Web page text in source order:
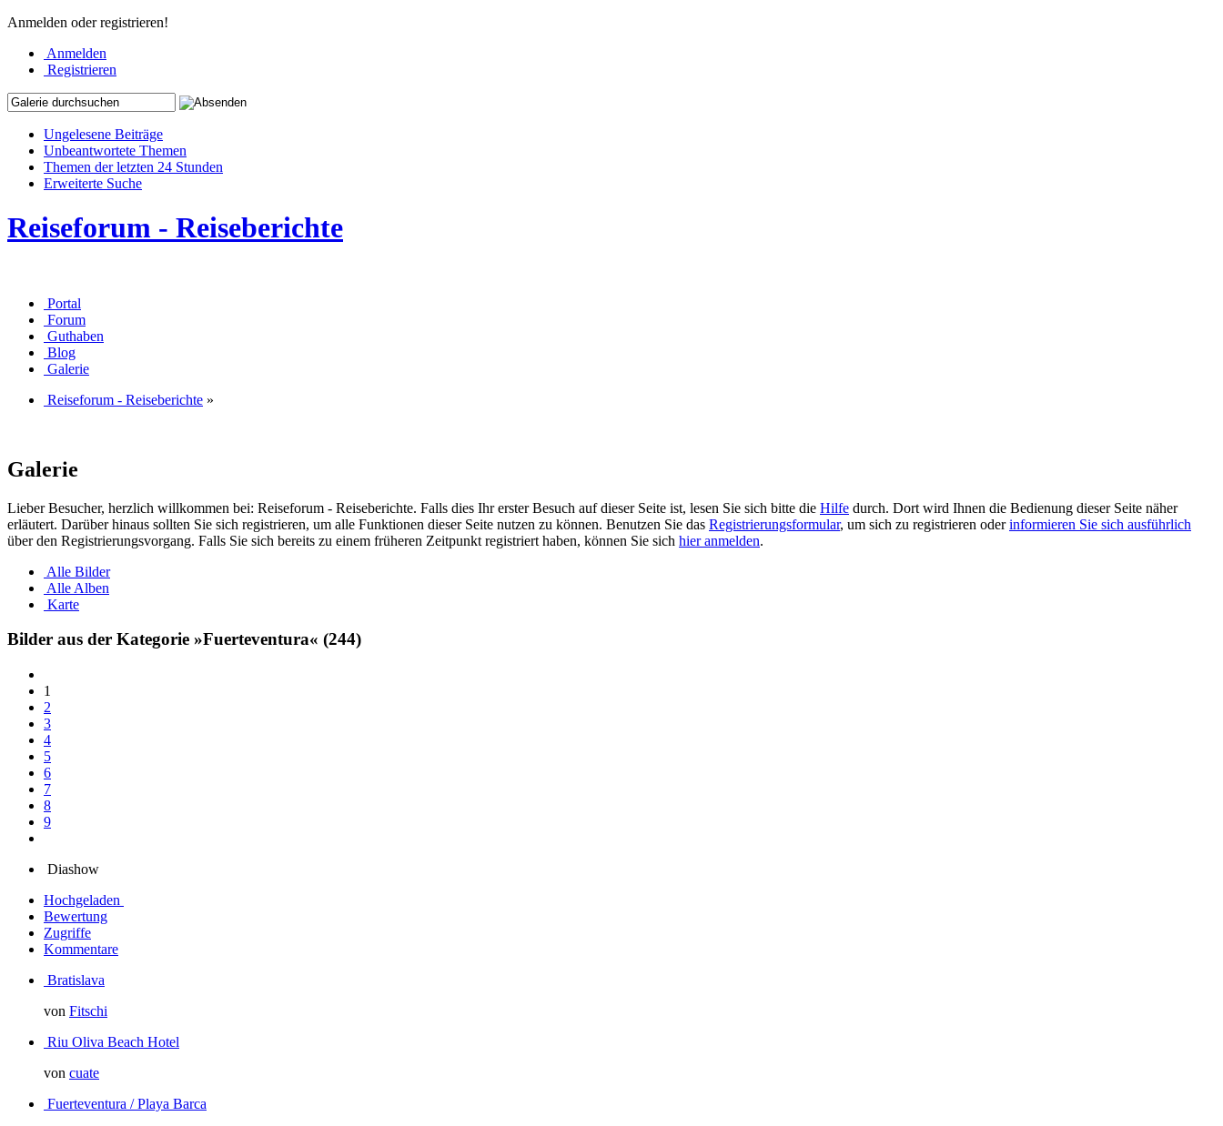
Anmelden oder registrieren!
Anmelden
Registrieren
Ungelesene Beiträge
Unbeantwortete Themen
Themen der letzten 24 Stunden
Erweiterte Suche
Reiseforum - Reiseberichte
Portal
Forum
Guthaben
Blog
Galerie
Reiseforum - Reiseberichte »
Galerie
Lieber Besucher, herzlich willkommen bei: Reiseforum - Reiseberichte. Falls dies Ihr erster Besuch auf dieser Seite ist, lesen Sie sich bitte die Hilfe durch. Dort wird Ihnen die Bedienung dieser Seite näher
erläutert. Darüber hinaus sollten Sie sich registrieren, um alle Funktionen dieser Seite nutzen zu können. Benutzen Sie das Registrierungsformular, um sich zu registrieren oderinformieren Sie sich ausführlich
über den Registrierungsvorgang. Falls Sie sich bereits zu einem früheren Zeitpunkt registriert haben, können Sie sich hier anmelden.
Alle Bilder
Alle Alben
Karte
Bilder aus der Kategorie »Fuerteventura« (244)
1
2
3
4
5
6
7
8
9
Diashow
Hochgeladen
Bewertung
Zugriffe
Kommentare
Bratislava
von Fitschi
Riu Oliva Beach Hotel
von cuate
Fuerteventura / Playa Barca